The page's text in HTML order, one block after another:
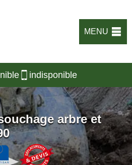
MENU
indisponible
arbre et